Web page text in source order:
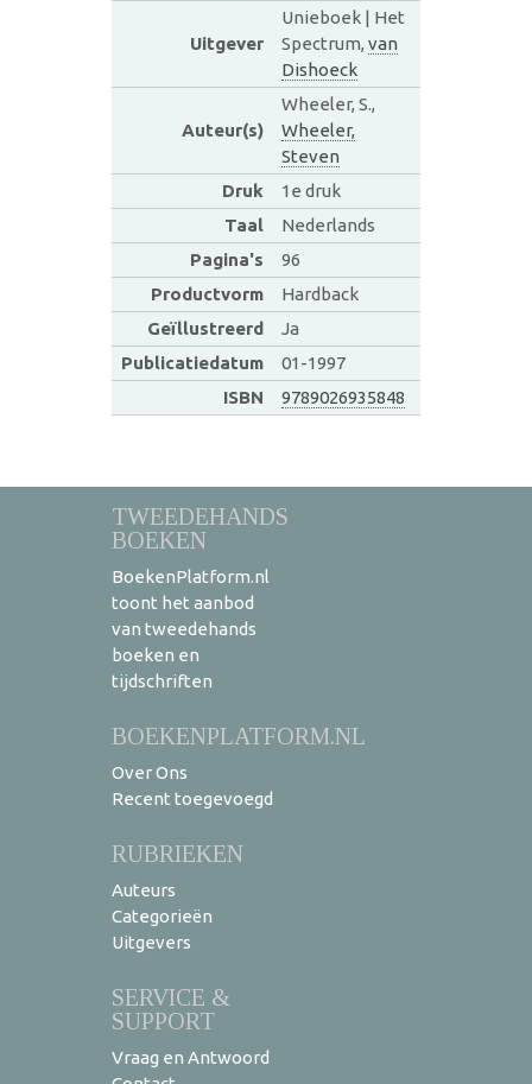
Uitgever
Unieboek | Het
Spectrum, van
Dishoeck
Auteur(s)
Wheeler, S.,
Wheeler,
Steven
Druk
1e druk
Taal
Nederlands
Pagina's
96
Productvorm
Hardback
Geïllustreerd
Ja
Publicatiedatum
01-1997
ISBN
9789026935848
TWEEDEHANDS
BOEKEN
BoekenPlatform.nl
toont het aanbod
van tweedehands
boeken en
tijdschriften
BOEKENPLATFORM.NL
Over Ons
Recent toegevoegd
RUBRIEKEN
Auteurs
Categorieën
Uitgevers
SERVICE &
SUPPORT
Vraag en Antwoord